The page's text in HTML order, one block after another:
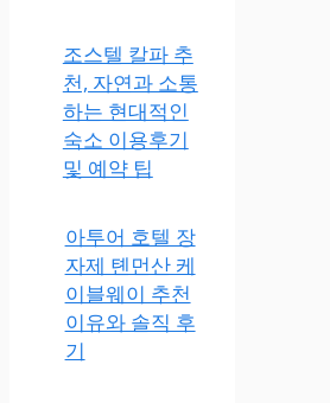
조스텔 칼파 추
천, 자연과 소통
하는 현대적인
숙소 이용후기
및 예약 팁
아투어 호텔 장
자제 톈먼산 케
이블웨이 추천
이유와 솔직 후
기